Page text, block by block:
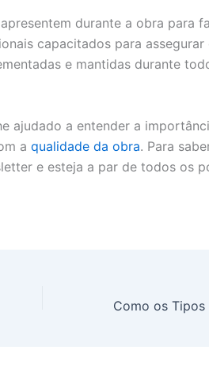
durante a obra para
capacitados para assegurar
e mantidas durante
ajudado a entender a
a qualidade da obra. Para
e esteja a par de todos os